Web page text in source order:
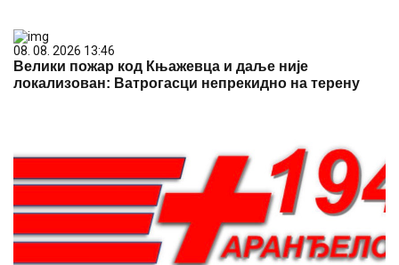
08. 08. 2026 13:46
Велики пожар код Књажевца и даље није
локализован: Ватрогасци непрекидно на терену